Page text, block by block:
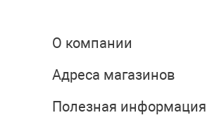
О компании
Адреса магазинов
Полезная информация